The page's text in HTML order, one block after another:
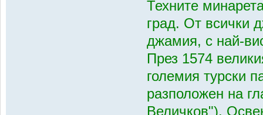
Техните
град. От всички
джамия, с най-
През 1574
големия турски
разположен на
Величков").